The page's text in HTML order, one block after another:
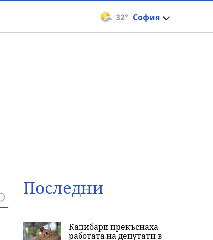
32° София
Последни
Капибари прекъснаха
работата на депутати в